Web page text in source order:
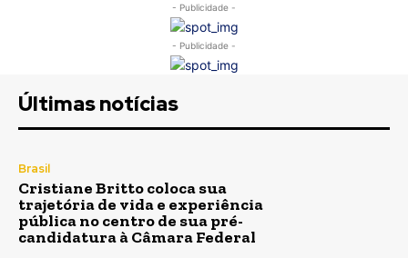
- Publicidade -
- Publicidade -
Últimas notícias
Brasil
Cristiane Britto coloca sua
trajetória de vida e experiência
pública no centro de sua pré-
candidatura à Câmara Federal